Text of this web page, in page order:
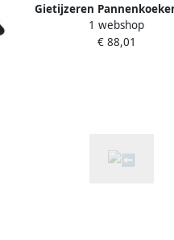
Gietijzeren
Mini
Ontbijt Bereiden 7-Gaats
1 webshop
€ 88,01